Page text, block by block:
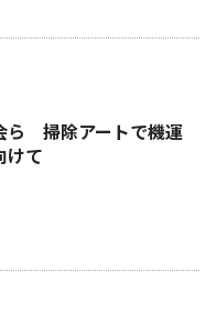
ら 掃除アートで機運
けて